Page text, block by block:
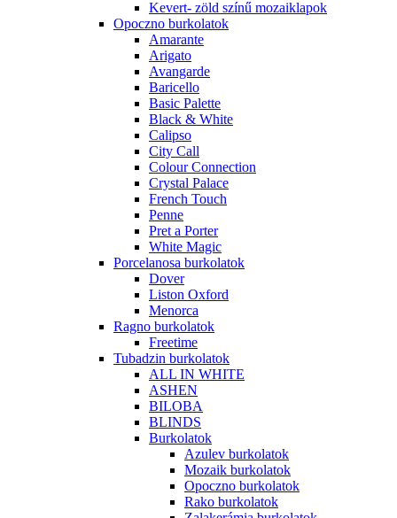
Kevert- zöld színű mozaiklapok
Opoczno burkolatok
Amarante
Arigato
Avangarde
Baricello
Basic Palette
Black & White
Calipso
City Call
Colour Connection
Crystal Palace
French Touch
Penne
Pret a Porter
White Magic
Porcelanosa burkolatok
Dover
Liston Oxford
Menorca
Ragno burkolatok
Freetime
Tubadzin burkolatok
ALL IN WHITE
ASHEN
BILOBA
BLINDS
Burkolatok
Azulev burkolatok
Mozaik burkolatok
Opoczno burkolatok
Rako burkolatok